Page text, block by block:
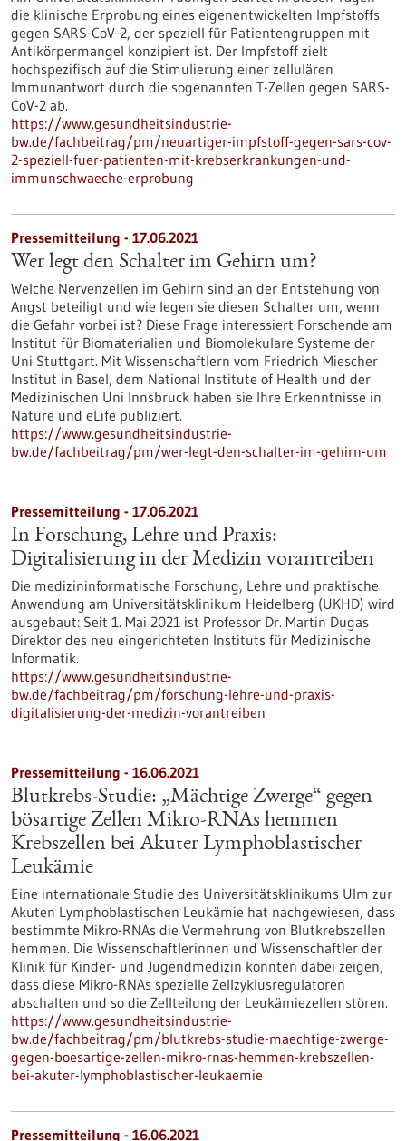
die klinische Erprobung eines eigenentwickelten Impfstoffs
gegen SARS-CoV-2, der speziell für Patientengruppen mit
Antikörpermangel konzipiert ist. Der Impfstoff zielt
hochspezifisch auf die Stimulierung einer zellulären
Immunantwort durch die sogenannten T-Zellen gegen SARS-
CoV-2 ab.
https://www.gesundheitsindustrie-
bw.de/fachbeitrag/pm/neuartiger-impfstoff-gegen-sars-cov-
2-speziell-fuer-patienten-mit-krebserkrankungen-und-
immunschwaeche-erprobung
Pressemitteilung - 17.06.2021
Wer legt den Schalter im Gehirn um?
Welche Nervenzellen im Gehirn sind an der Entstehung von
Angst beteiligt und wie legen sie diesen Schalter um, wenn
die Gefahr vorbei ist? Diese Frage interessiert Forschende am
Institut für Biomaterialien und Biomolekulare Systeme der
Uni Stuttgart. Mit Wissenschaftlern vom Friedrich Miescher
Institut in Basel, dem National Institute of Health und der
Medizinischen Uni Innsbruck haben sie Ihre Erkenntnisse in
Nature und eLife publiziert.
https://www.gesundheitsindustrie-
bw.de/fachbeitrag/pm/wer-legt-den-schalter-im-gehirn-um
Pressemitteilung - 17.06.2021
In Forschung, Lehre und Praxis:
Digitalisierung in der Medizin vorantreiben
Die medizininformatische Forschung, Lehre und praktische
Anwendung am Universitätsklinikum Heidelberg (UKHD) wird
ausgebaut: Seit 1. Mai 2021 ist Professor Dr. Martin Dugas
Direktor des neu eingerichteten Instituts für Medizinische
Informatik.
https://www.gesundheitsindustrie-
bw.de/fachbeitrag/pm/forschung-lehre-und-praxis-
digitalisierung-der-medizin-vorantreiben
Pressemitteilung - 16.06.2021
Blutkrebs-Studie: „Mächtige Zwerge“ gegen
bösartige Zellen Mikro-RNAs hemmen
Krebszellen bei Akuter Lymphoblastischer
Leukämie
Eine internationale Studie des Universitätsklinikums Ulm zur
Akuten Lymphoblastischen Leukämie hat nachgewiesen, dass
bestimmte Mikro-RNAs die Vermehrung von Blutkrebszellen
hemmen. Die Wissenschaftlerinnen und Wissenschaftler der
Klinik für Kinder- und Jugendmedizin konnten dabei zeigen,
dass diese Mikro-RNAs spezielle Zellzyklusregulatoren
abschalten und so die Zellteilung der Leukämiezellen stören.
https://www.gesundheitsindustrie-
bw.de/fachbeitrag/pm/blutkrebs-studie-maechtige-zwerge-
gegen-boesartige-zellen-mikro-rnas-hemmen-krebszellen-
bei-akuter-lymphoblastischer-leukaemie
Pressemitteilung - 16.06.2021